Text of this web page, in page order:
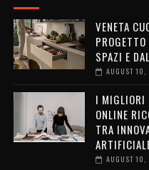
VENETA
SPAZI E
AUGUST
I MIGLIORI
ONLINE
TRA
AUGUST